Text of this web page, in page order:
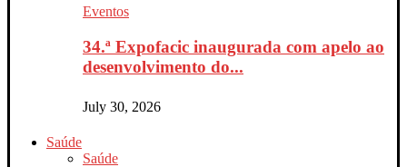
Eventos
34.ª Expofacic inaugurada com apelo ao
desenvolvimento do...
July 30, 2026
Saúde
Saúde